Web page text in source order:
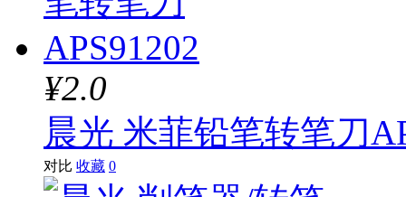
¥2.0
晨光 米菲铅笔转笔刀
对比 收藏 0